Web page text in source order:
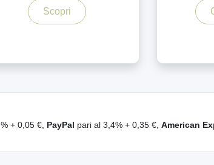
Scopri
+ 0,05 €, PayPal pari al 3,4% + 0,35 €, American